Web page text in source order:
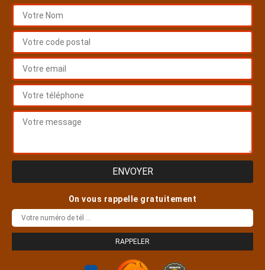
On vous rappelle gratuitement